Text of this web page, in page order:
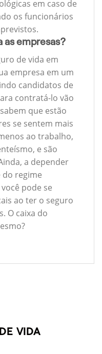
em caso de
os funcionários
as empresas?
de vida em
empresa em um
candidatos de
contratá-lo vão
que estão
se sentem mais
ao trabalho,
e são
a depender
do regime
pode se
ao ter o seguro
O caixa do
VIDA